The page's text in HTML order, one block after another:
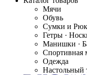
Мячи
Обувь
Сумки и
Гетры ·
Манишки ·
Спортивная
Одежда
Настольный